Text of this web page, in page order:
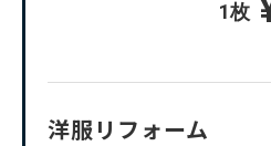
1枚
洋服リフォーム